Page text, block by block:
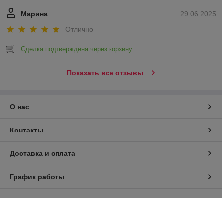
29.06.2025
Марина
Отлично
Сделка подтверждена через корзину
Показать все отзывы
О нас
Контакты
Доставка и оплата
График работы